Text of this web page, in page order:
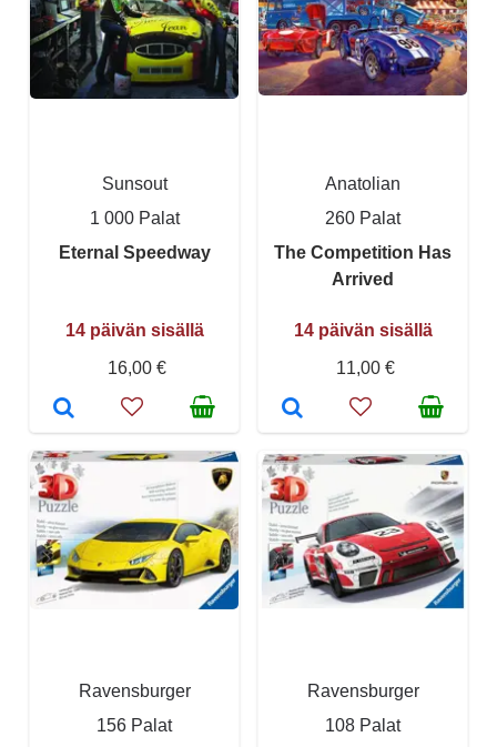
Sunsout
1 000 Palat
Eternal Speedway
14 päivän sisällä
16,00 €
Anatolian
260 Palat
The Competition Has
Arrived
14 päivän sisällä
11,00 €
Ravensburger
156 Palat
Ravensburger
108 Palat